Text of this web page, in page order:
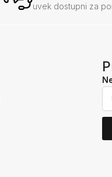
uvek dostupni za